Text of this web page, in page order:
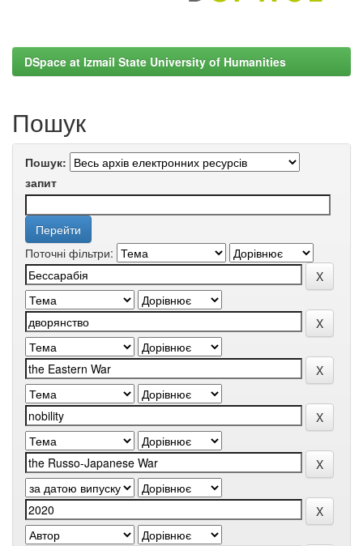
DSpace at Izmail State University of Humanities
Пошук
Пошук:
запит
Поточні фільтри: